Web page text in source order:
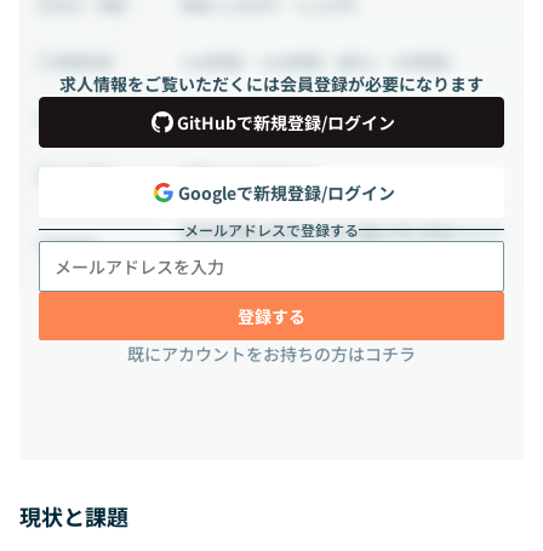
求人情報をご覧いただくには会員登録が必要になります
GitHubで新規登録/ログイン
Googleで新規登録/ログイン
メールアドレスで登録する
登録する
既にアカウントをお持ちの方はコチラ
業務委託
勤務地
東京都港区赤坂6丁目19番45号 赤坂メルク
ビル1F
現状と課題